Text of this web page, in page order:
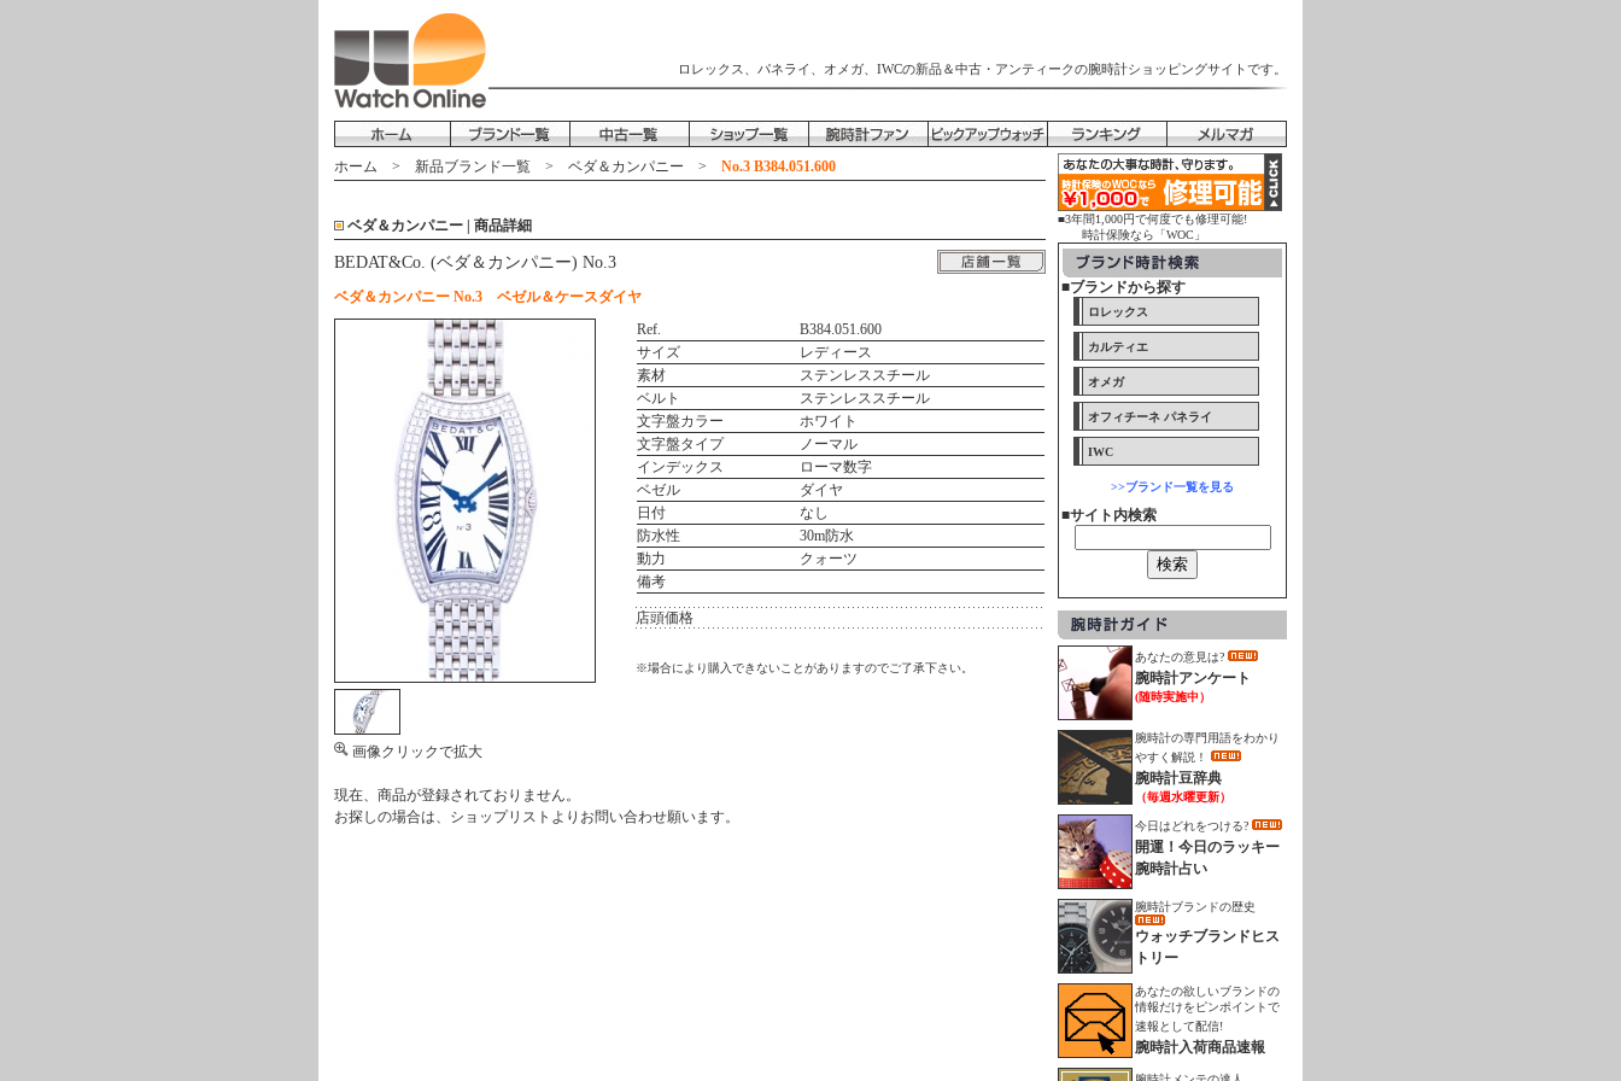
ロレックス、パネライ、オメガ、IWCの新品＆中古・アンティークの腕時計ショッピングサイトです。
ホーム > 新品ブランド一覧 > ベダ＆カンパニー > No.3 B384.051.600
ベダ＆カンパニー | 商品詳細
BEDAT&Co. (ベダ＆カンパニー) No.3
ベダ＆カンパニー No.3 ベゼル＆ケースダイヤ
画像クリックで拡大
Ref.
B384.051.600
サイズ
レディース
素材
ステンレススチール
ベルト
ステンレススチール
文字盤カラー
ホワイト
文字盤タイプ
ノーマル
インデックス
ローマ数字
ベゼル
ダイヤ
日付
なし
防水性
30m防水
動力
クォーツ
備考
店頭価格
※場合により購入できないことがありますのでご了承下さい。
現在、商品が登録されておりません。
お探しの場合は、 ショップリスト よりお問い合わせ願います。
■3年間1,000円で何度でも修理可能!
時計保険なら「WOC」
■ブランドから探す
ロレックス
カルティエ
オメガ
オフィチーネ パネライ
IWC
>>ブランド一覧を見る
■サイト内検索
あなたの意見は?
腕時計アンケート
(随時実施中）
腕時計の専門用語をわかり
やすく解説！
腕時計豆辞典
（毎週水曜更新）
今日はどれをつける?
開運！今日のラッキー
腕時計占い
腕時計ブランドの歴史
ウォッチブランドヒス
トリー
あなたの欲しいブランドの
情報だけをピンポイントで
速報として配信!
腕時計入荷商品速報